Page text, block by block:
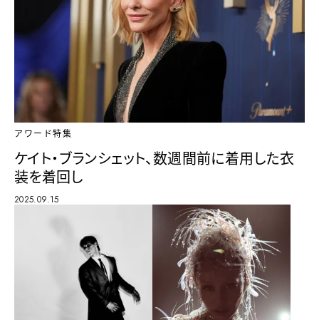
アワード特集
ケイト・ブランシェット、数週間前に着用した衣
装を着回し
2025.09.15